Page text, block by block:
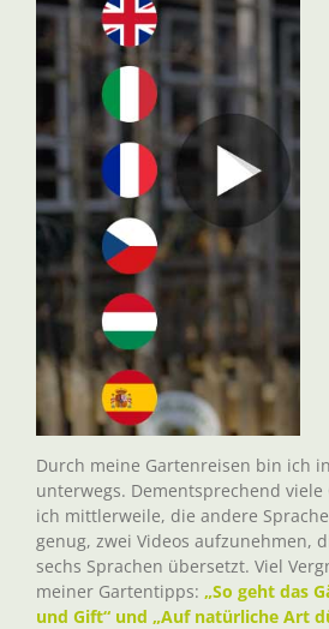
Durch meine Gartenreisen bin ich
unterwegs. Dementsprechend
ich mittlerweile, die andere
genug, zwei Videos aufzunehmen,
sechs Sprachen übersetzt. Viel
meiner Gartentipps: „So geht das
und Gift“ und „Auf natürliche Art